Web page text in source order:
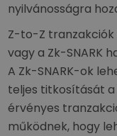
nyilvánosságra
Z-to-Z tranzakciók
vagy a Zk-SNARK
A Zk-SNARK-ok
teljes titkosítását
érvényes
működnek, hogy